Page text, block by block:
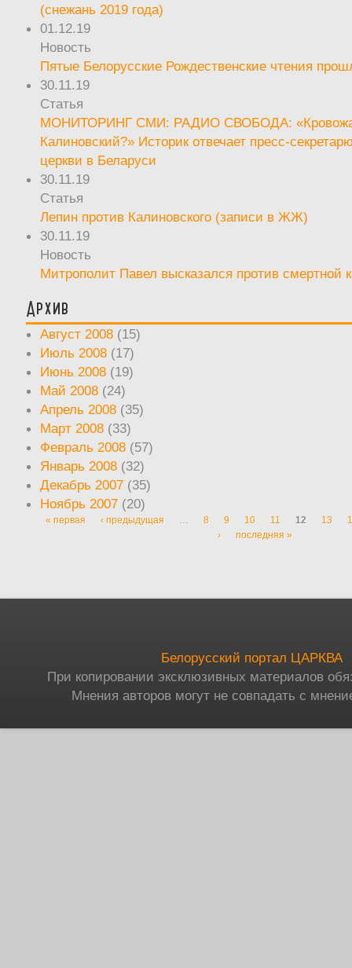
(снежань 2019 года)
01.12.19
Новость
Пятые Белорусские Рождественские чтения
30.11.19
Статья
МОНИТОРИНГ СМИ: РАДИО СВОБОДА:
Калиновский?» Историк отвечает пресс-
церкви в Беларуси
30.11.19
Статья
Лепин против Калиновского (записи в ЖЖ)
30.11.19
Новость
Митрополит Павел высказался против смертной
Архив
Август 2008 (15)
Июль 2008 (17)
Июнь 2008 (19)
Май 2008 (24)
Апрель 2008 (35)
Март 2008 (33)
Февраль 2008 (57)
Январь 2008 (32)
Декабрь 2007 (35)
Ноябрь 2007 (20)
Страницы
« первая ‹ предыдущая … 8 9 10 11 12 13
›
последняя »
Белорусский портал ЦАРКВА
При копировании эксклюзивных материалов
Мнения авторов могут не совпадать с